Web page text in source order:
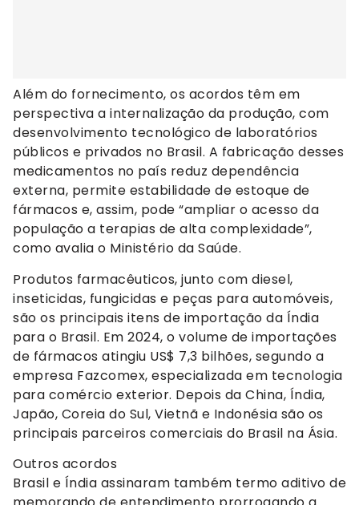
Além do fornecimento, os acordos têm em
perspectiva a internalização da produção, com
desenvolvimento tecnológico de laboratórios
públicos e privados no Brasil. A fabricação desses
medicamentos no país reduz dependência
externa, permite estabilidade de estoque de
fármacos e, assim, pode “ampliar o acesso da
população a terapias de alta complexidade”,
como avalia o Ministério da Saúde.
Produtos farmacêuticos, junto com diesel,
inseticidas, fungicidas e peças para automóveis,
são os principais itens de importação da Índia
para o Brasil. Em 2024, o volume de importações
de fármacos atingiu US$ 7,3 bilhões, segundo a
empresa Fazcomex, especializada em tecnologia
para comércio exterior. Depois da China, Índia,
Japão, Coreia do Sul, Vietnã e Indonésia são os
principais parceiros comerciais do Brasil na Ásia.
Outros acordos
Brasil e Índia assinaram também termo aditivo de